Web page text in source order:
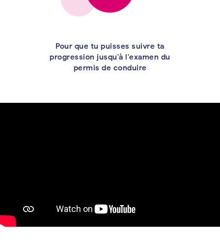
Pour que tu puisses suivre ta
progression jusqu'à l'examen du
permis de conduire